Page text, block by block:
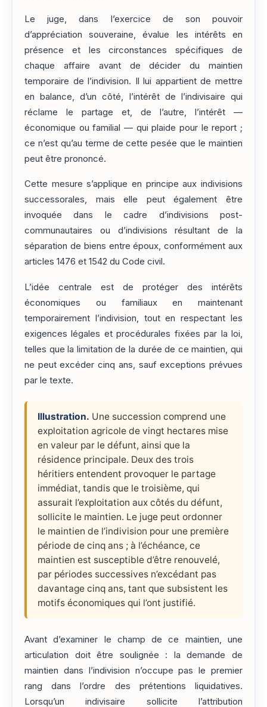
Le juge, dans l’exercice de son pouvoir
d’appréciation souveraine, évalue les intérêts en
présence et les circonstances spécifiques de
chaque affaire avant de décider du maintien
temporaire de l’indivision. Il lui appartient de mettre
en balance, d’un côté, l’intérêt de l’indivisaire qui
réclame le partage et, de l’autre, l’intérêt —
économique ou familial — qui plaide pour le report ;
ce n’est qu’au terme de cette pesée que le maintien
peut être prononcé.
Cette mesure s’applique en principe aux indivisions
successorales, mais elle peut également être
invoquée dans le cadre d’indivisions post-
communautaires ou d’indivisions résultant de la
séparation de biens entre époux, conformément aux
articles 1476 et 1542 du Code civil.
L’idée centrale est de protéger des intérêts
économiques ou familiaux en maintenant
temporairement l’indivision, tout en respectant les
exigences légales et procédurales fixées par la loi,
telles que la limitation de la durée de ce maintien, qui
ne peut excéder cinq ans, sauf exceptions prévues
par le texte.
Illustration. Une succession comprend une
exploitation agricole de vingt hectares mise
en valeur par le défunt, ainsi que la
résidence principale. Deux des trois
héritiers entendent provoquer le partage
immédiat, tandis que le troisième, qui
assurait l’exploitation aux côtés du défunt,
sollicite le maintien. Le juge peut ordonner
le maintien de l’indivision pour une première
période de cinq ans ; à l’échéance, ce
maintien est susceptible d’être renouvelé,
par périodes successives n’excédant pas
davantage cinq ans, tant que subsistent les
motifs économiques qui l’ont justifié.
Avant d’examiner le champ de ce maintien, une
articulation doit être soulignée : la demande de
maintien dans l’indivision n’occupe pas le premier
rang dans l’ordre des prétentions liquidatives.
Lorsqu’un indivisaire sollicite l’attribution